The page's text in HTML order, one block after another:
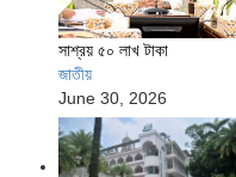
সাশ্রয় ৫০ লাখ টাকা
জাতীয়
June 30, 2026